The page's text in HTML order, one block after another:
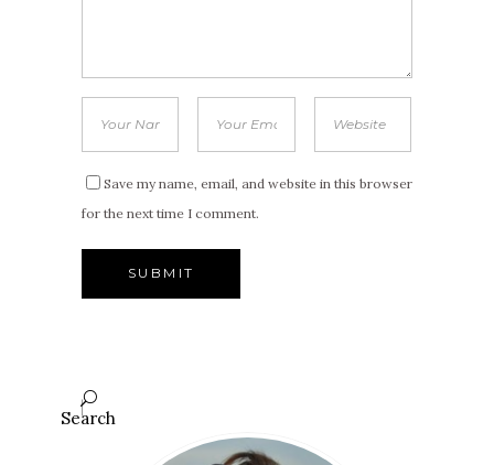
Save my name, email, and website in this browser
for the next time I comment.
Search